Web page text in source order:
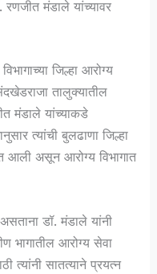
मंडाले यांच्यावर
जिल्हा आरोग्य
तालुक्यातील
मंडाले यांच्याकडे
त्यांची बुलढाणा जिल्हा
आली असून आरोग्य विभागात
असताना डॉ. मंडाले यांनी
भागातील आरोग्य सेवा
त्यांनी सातत्याने प्रयत्न